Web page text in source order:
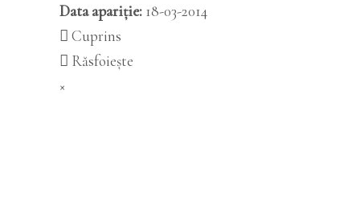
Data apariție: 18-03-2014
Cuprins
Răsfoiește
×